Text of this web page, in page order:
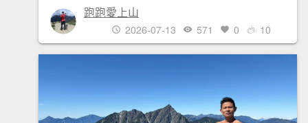
跑跑愛上山
2026-07-13 571 0 10